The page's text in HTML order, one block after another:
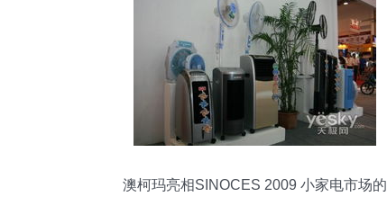
澳柯玛亮相SINOCES 2009 小家电市场的